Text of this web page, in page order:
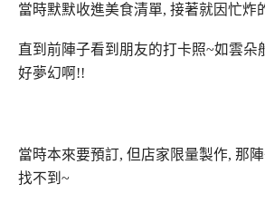
當時默默收進美食清單, 接著就因忙炸
直到前陣子看到朋友的打卡照~如雲朵
好夢幻啊!!
當時本來要預訂, 但店家限量製作, 那
找不到~